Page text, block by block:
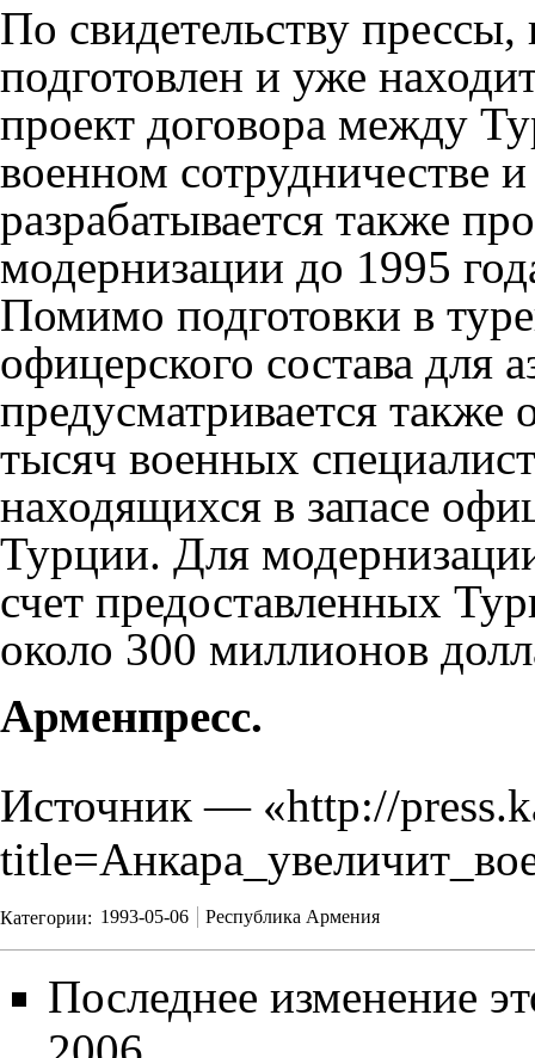
По свидетельству
подготовлен и уже
проект договора между
военном сотрудничестве
разрабатывается также
модернизации до 1995
Помимо подготовки в
офицерского состава для
предусматривается также
тысяч военных
находящихся в запасе
Турции. Для
счет предоставленных
около 300 миллионов
Арменпресс.
Источник — «http://
Категории: 1993-05-06 Республика Армения
Последнее изменение